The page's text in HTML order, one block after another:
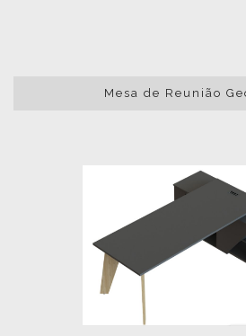
Mesa de Reunião